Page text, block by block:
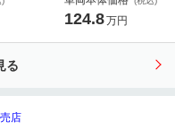
ティブクルーズコント
イト ＵＳＢ ＷＡＢ
124.8万円
る
店